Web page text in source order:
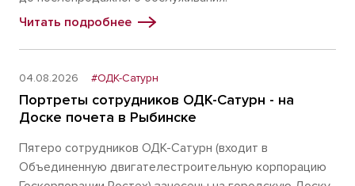
Читать подробнее
04.08.2026 #ОДК-Сатурн
Портреты сотрудников ОДК-Сатурн - на
Доске почета в Рыбинске
Пятеро сотрудников ОДК-Сатурн (входит в
Объединенную двигателестроительную корпорацию